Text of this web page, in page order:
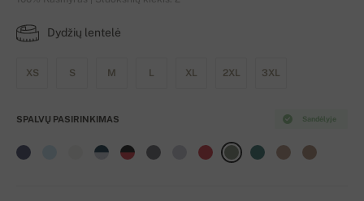
Dydžių lentelė
XS S M L XL 2XL 3XL
Sandėlyje
SPALVŲ PASIRINKIMAS